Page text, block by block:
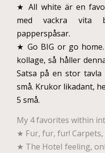
★ All white är en
med vackra vita
papperspåsar.
★ Go BIG or go
kollage, så håller
Satsa på en stor
små. Krukor likadant,
5 små.
My 4 favorites within
★ Fur, fur, fur!
★ The Hotel feeling,